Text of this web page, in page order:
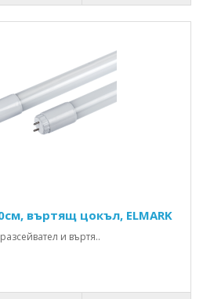
въртящ цокъл, ELMARK
и въртя..